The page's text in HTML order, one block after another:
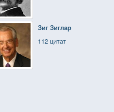
Зиг Зиглар
112 цитат